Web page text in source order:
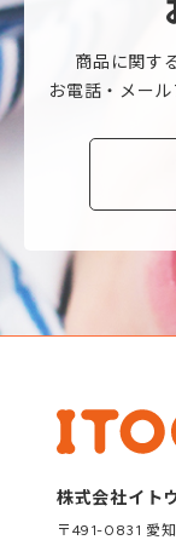
商品に関す
お電話・メー
株式会社イト
〒491-0831 愛